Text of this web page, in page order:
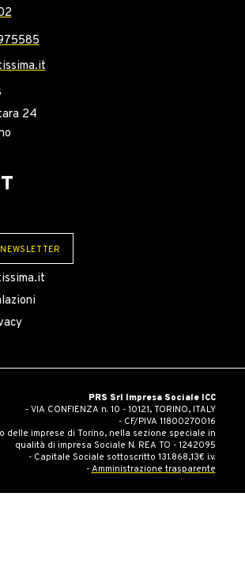
24
PRS Srl Impresa Sociale ICC
- VIA CONFIENZA n. 10 - 10121, TORINO, ITALY
- CF/PIVA 11800270016
delle imprese di Torino, nella sezione speciale in
qualità di impresa Sociale N. REA TO - 1242095
- Capitale Sociale sottoscritto 131.868,13€ i.v.
- Amministrazione trasparente